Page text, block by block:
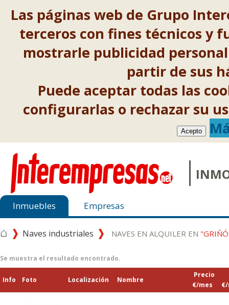
Las páginas web de Grupo
terceros con fines técnicos y
mostrarle publicidad
partir de sus
Puede aceptar todas las
configurarlas o rechazar su
Acepto
Inmuebles Empresas
⌂ Naves industriales NAVES EN ALQUILER EN
Se muestra el resultado encontrado.
Info Foto Localización Nombre
Precio
€/mes